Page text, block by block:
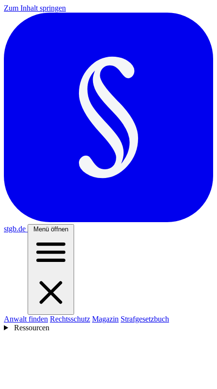
Zum Inhalt springen
stgb.de Menü öffnen
Anwalt finden Rechtsschutz Magazin Strafgesetzbuch
Ressourcen